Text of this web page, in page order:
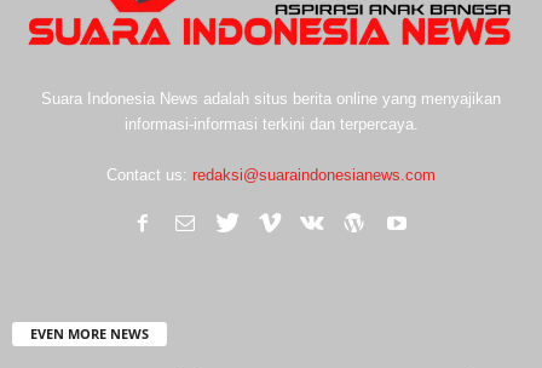
Suara Indonesia News adalah situs berita online yang menyajikan
informasi-informasi terkini dan terpercaya.
Contact us: redaksi@suaraindonesianews.com
EVEN MORE NEWS